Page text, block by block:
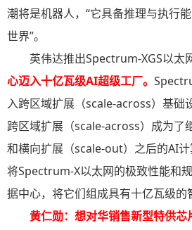
潮将是机器人，“它具备推理与执行
世界”。
英伟达推出Spectrum-XGS以太
心迈入十亿瓦级AI超级工厂。
入跨区域扩展（scale-across）基础
跨区域扩展（scale-across）成为了
和横向扩展（scale-out）之后的AI计
将Spectrum-X以太网的极致性能和
据中心，将它们组成具有十亿瓦级的
黄仁勋：想对华销售新型特供芯